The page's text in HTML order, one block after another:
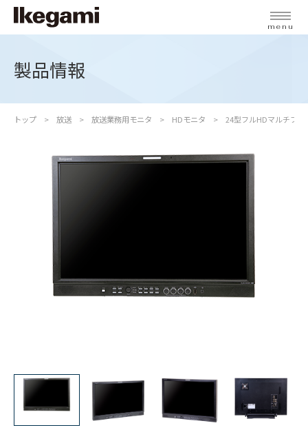
menu
製品情報
トップ 放送 放送業務用モニタ HDモニタ 24型フルHDマルチフ